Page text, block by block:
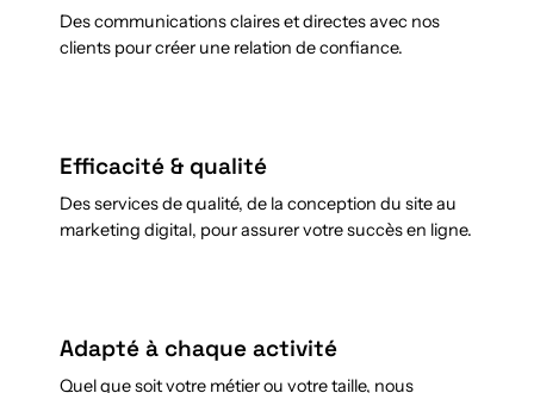
Des communications claires et directes avec nos
clients pour créer une relation de confiance.
Efficacité & qualité
Des services de qualité, de la conception du site au
marketing digital, pour assurer votre succès en ligne.
Adapté à chaque activité
Quel que soit votre métier ou votre taille, nous